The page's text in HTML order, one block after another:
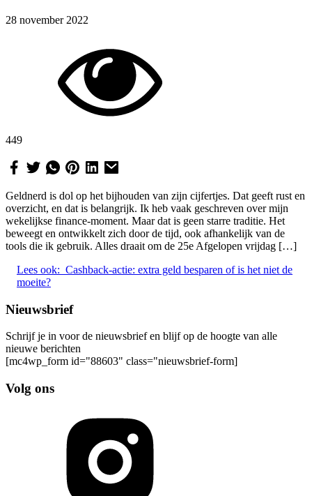
28 november 2022
449
Geldnerd is dol op het bijhouden van zijn cijfertjes. Dat geeft rust en
overzicht, en dat is belangrijk. Ik heb vaak geschreven over mijn
wekelijkse finance-moment. Maar dat is geen starre traditie. Het
beweegt en ontwikkelt zich door de tijd, ook afhankelijk van de
tools die ik gebruik. Alles draait om de 25e Afgelopen vrijdag […]
Lees ook: Cashback-actie: extra geld besparen of is het niet de
moeite?
Nieuwsbrief
Schrijf je in voor de nieuwsbrief en blijf op de hoogte van alle
nieuwe berichten
[mc4wp_form id="88603" class="nieuwsbrief-form]
Volg ons